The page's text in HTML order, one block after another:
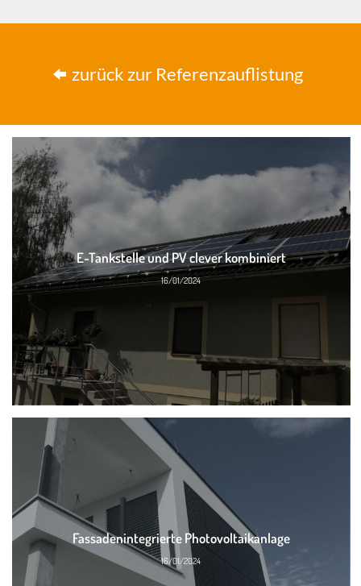
zurück zur Referenzauflistung
E-Tankstelle und PV clever kombiniert
16/01/2024
Fassadenintegrierte Photovoltaikanlage
16/01/2024